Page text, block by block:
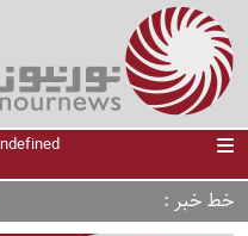
خط خبر